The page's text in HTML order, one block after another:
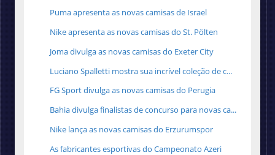
Puma apresenta as novas camisas de Israel
Nike apresenta as novas camisas do St. Pölten
Joma divulga as novas camisas do Exeter City
Luciano Spalletti mostra sua incrível coleção de c...
FG Sport divulga as novas camisas do Perugia
Bahia divulga finalistas de concurso para novas ca...
Nike lança as novas camisas do Erzurumspor
As fabricantes esportivas do Campeonato Azeri